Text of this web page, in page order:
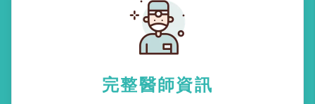
完整醫師資訊